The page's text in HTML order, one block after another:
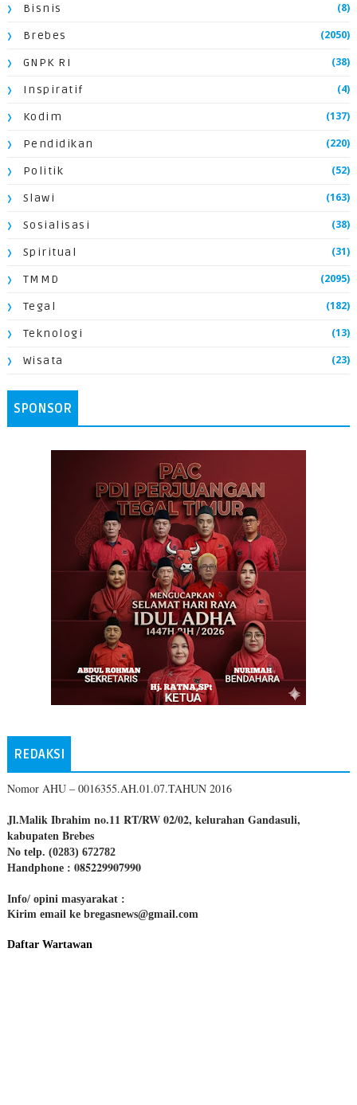
Bisnis (8)
Brebes (2050)
GNPK RI (38)
Inspiratif (4)
Kodim (137)
Pendidikan (220)
Politik (52)
Slawi (163)
Sosialisasi (38)
Spiritual (31)
TMMD (2095)
Tegal (182)
Teknologi (13)
Wisata (23)
SPONSOR
REDAKSI
Nomor AHU – 0016355.AH.01.07.TAHUN 2016
Jl.Malik Ibrahim no.11 RT/RW 02/02, kelurahan Gandasuli,
kabupaten Brebes
No telp. (0283) 672782
Handphone : 085229907990
Info/ opini masyarakat :
Kirim email ke bregasnews@gmail.com
Daftar Wartawan